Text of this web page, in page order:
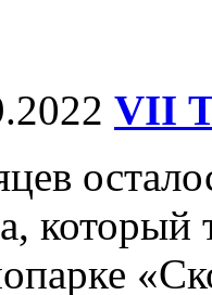
VII
который